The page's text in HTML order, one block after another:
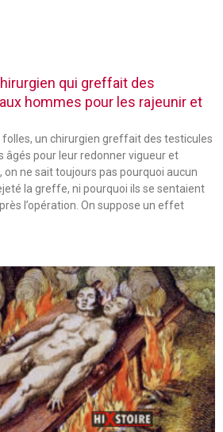
qui greffait des
hommes pour les rajeunir et
folles, un chirurgien greffait des testicules
âgés pour leur redonner vigueur et
on ne sait toujours pas pourquoi aucun
la greffe, ni pourquoi ils se sentaient
l’opération. On suppose un effet